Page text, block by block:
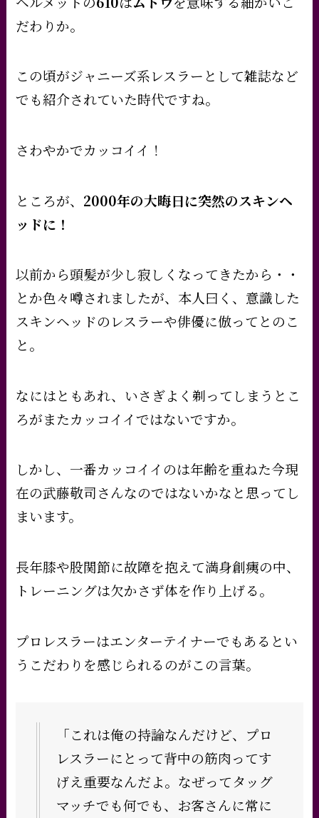
だわりか。
この頃がジャニーズ系レスラーとして雑誌など
でも紹介されていた時代ですね。
さわやかでカッコイイ！
ところが、 2000年の大晦日に突然のスキンヘ
ッドに！
以前から頭髪が少し寂しくなってきたから・・
とか色々噂されましたが、本人曰く、意識した
スキンヘッドのレスラーや俳優に倣ってとのこ
と。
なにはともあれ、いさぎよく剃ってしまうとこ
ろがまたカッコイイではないですか。
しかし、一番カッコイイのは年齢を重ねた今現
在の武藤敬司さんなのではないかなと思ってし
まいます。
長年膝や股関節に故障を抱えて満身創痍の中、
トレーニングは欠かさず体を作り上げる。
プロレスラーはエンターテイナーでもあるとい
うこだわりを感じられるのがこの言葉。
「これは俺の持論なんだけど、プロ
レスラーにとって背中の筋肉ってす
げえ重要なんだよ。なぜってタッグ
マッチでも何でも、お客さんに常に